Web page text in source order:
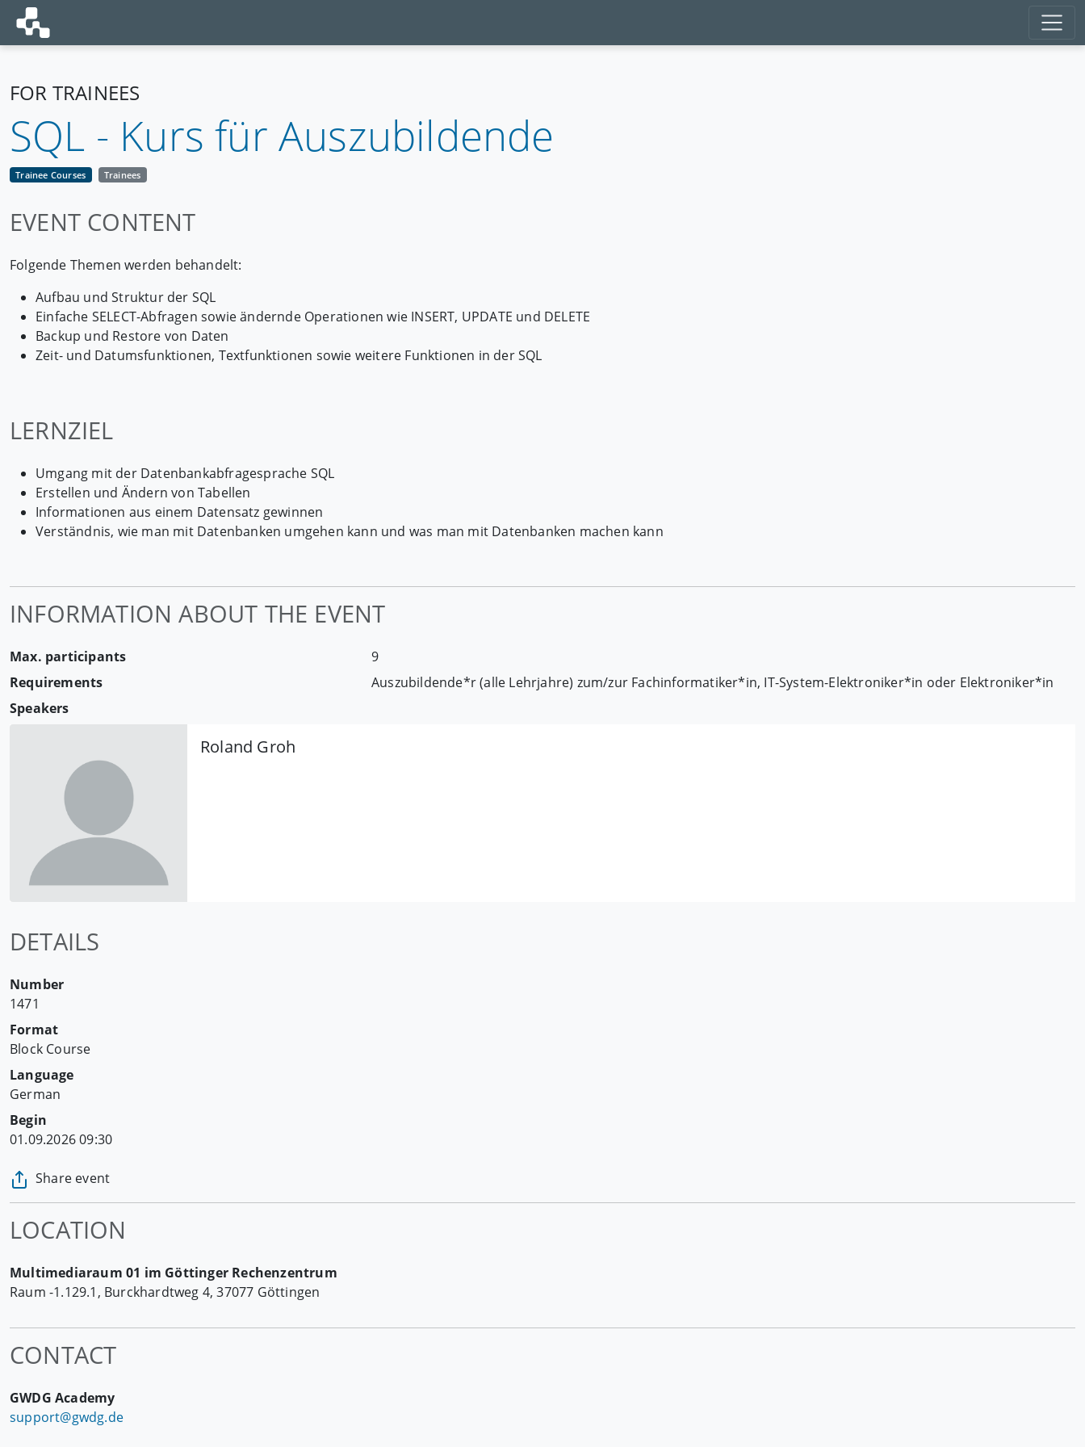
FOR TRAINEES
SQL - Kurs für Auszubildende
Trainee Courses Trainees
EVENT CONTENT
Folgende Themen werden behandelt:
Aufbau und Struktur der SQL
Einfache SELECT-Abfragen sowie ändernde Operationen wie INSERT, UPDATE und DELETE
Backup und Restore von Daten
Zeit- und Datumsfunktionen, Textfunktionen sowie weitere Funktionen in der SQL
LERNZIEL
Umgang mit der Datenbankabfragesprache SQL
Erstellen und Ändern von Tabellen
Informationen aus einem Datensatz gewinnen
Verständnis, wie man mit Datenbanken umgehen kann und was man mit Datenbanken machen kann
INFORMATION ABOUT THE EVENT
Max. participants
9
Requirements
Auszubildende*r (alle Lehrjahre) zum/zur Fachinformatiker*in, IT-System-Elektroniker*in oder Elektroniker*in
Speakers
Roland Groh
DETAILS
Number
1471
Format
Block Course
Language
German
Begin
01.09.2026 09:30
Share event
LOCATION
Multimediaraum 01 im Göttinger Rechenzentrum
Raum -1.129.1, Burckhardtweg 4, 37077 Göttingen
CONTACT
GWDG Academy
support@gwdg.de